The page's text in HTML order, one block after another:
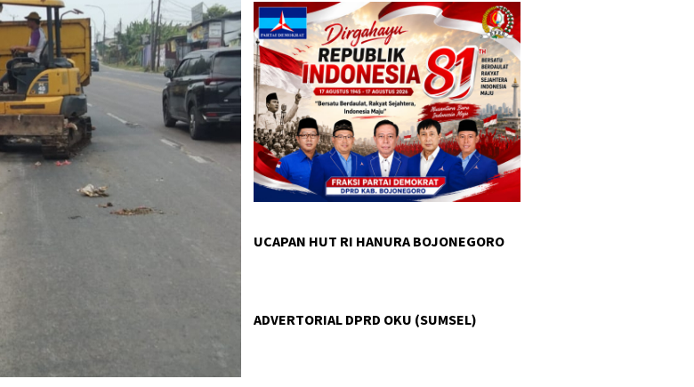
UCAPAN HUT RI HANURA BOJONEGORO
ADVERTORIAL DPRD OKU (SUMSEL)